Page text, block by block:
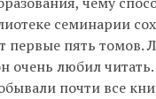
семинарии
пять томов.
очень любил
почти все